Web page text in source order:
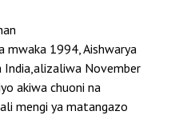
mwaka 1994, Aishwarya
India,alizaliwa November
akiwa chuoni na
mengi ya matangazo